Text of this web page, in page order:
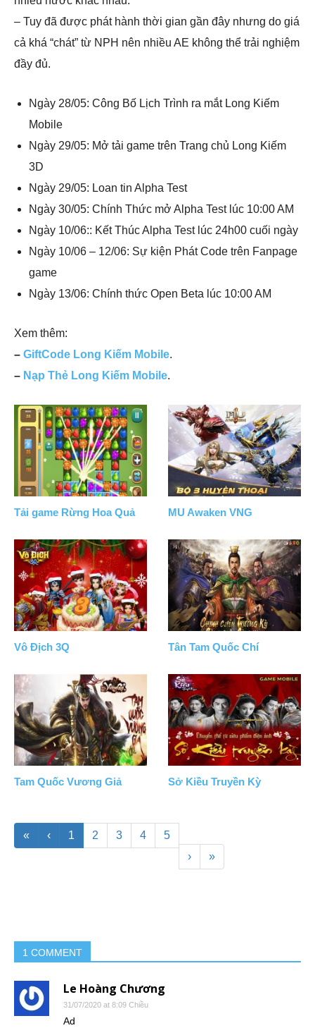
– Tuy đã được phát hành thời gian gần đây nhưng do giá
cả khá “chát” từ NPH nên nhiều AE không thể trải nghiệm
đầy đủ.
Ngày 28/05: Công Bố Lịch Trình ra mắt Long Kiếm
Mobile
Ngày 29/05: Mở tải game trên Trang chủ Long Kiếm
3D
Ngày 29/05: Loan tin Alpha Test
Ngày 30/05: Chính Thức mở Alpha Test lúc 10:00 AM
Ngày 10/06:: Kết Thúc Alpha Test lúc 24h00 cuối ngày
Ngày 10/06 – 12/06: Sự kiện Phát Code trên Fanpage
game
Ngày 13/06: Chính thức Open Beta lúc 10:00 AM
Xem thêm:
– GiftCode Long Kiếm Mobile.
– Nạp Thẻ Long Kiếm Mobile.
Tải game Rừng Hoa Quả MU Awaken VNG
Vô Địch 3Q Tân Tam Quốc Chí
Tam Quốc Vương Giả Sở Kiều Truyền Kỳ
« ‹ 1 2 3 4
5
›
»
1 COMMENT
Le Hoàng Chương
31/07/2020 at 8:09 Chiều
Ad